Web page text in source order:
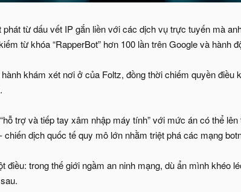
từ dấu vết IP gắn liền với các dịch vụ trực tuyến mà
từ khóa “RapperBot” hơn 100 lần trên Google và hành
khám xét nơi ở của Foltz, đồng thời chiếm quyền
trợ và tiếp tay xâm nhập máy tính” với mức án có thể
dịch quốc tế quy mô lớn nhằm triệt phá các mạng
điều: trong thế giới ngầm an ninh mạng, dù ẩn mình khéo